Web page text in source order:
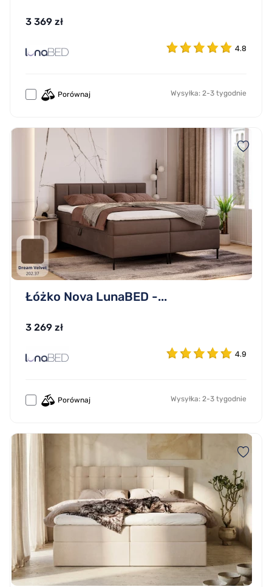
3 369 zł
4.8
Porównaj Wysyłka: 2-3 tygodnie
Łóżko Nova LunaBED -...
3 269 zł
4.9
Porównaj Wysyłka: 2-3 tygodnie